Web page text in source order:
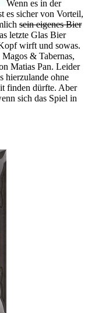
Wenn es in der
es sicher von Vorteil,
sein eigenes Bier
letzte Glas Bier
wirft und sowas.
& Tabernas,
Matias Pan. Leider
hierzulande ohne
finden dürfte. Aber
sich das Spiel in